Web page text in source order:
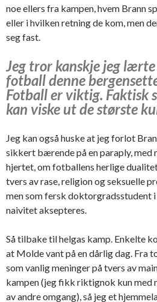
noe ellers fra kampen, hvem Brann
eller i hvilken retning de kom, men
seg fast.
Jeg tror kanskje jeg
fotball denne
Fotball er viktig. Faktisk
kan viske ut de største
Jeg kan også huske at jeg forlot
sikkert bærende på en paraply, med
hjertet, om fotballens herlige
tvers av rase, religion og seksuelle
men som fersk doktorgradsstudent
naivitet aksepteres.
Så tilbake til helgas kamp. Enkelte
at Molde vant på en dårlig dag. Fra
som vanlig meninger på tvers av
kampen (jeg fikk riktignok kun med
av andre omgang), så jeg et